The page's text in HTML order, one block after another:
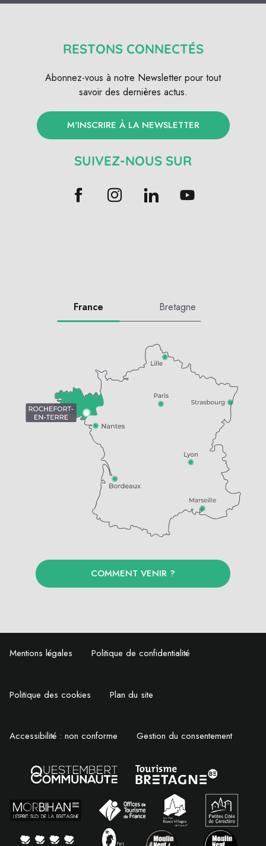
RESTONS CONNECTÉS
Abonnez-vous à notre Newsletter pour tout
savoir des dernières actus.
M'INSCRIRE À LA NEWSLETTER
SUIVEZ-NOUS SUR
France Bretagne
COMMENT VENIR ?
Mentions légales Politique de confidentialité
Politique des cookies Plan du site
Accessibilité : non conforme Gestion du consentement